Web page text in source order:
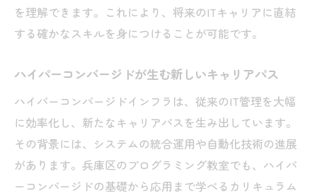
を理解できます。これにより、将来のITキャリアに直結
する確かなスキルを身につけることが可能です。
ハイパーコンバージドが生む新しいキャリアパス
ハイパーコンバージドインフラは、従来のIT管理を大幅
に効率化し、新たなキャリアパスを生み出しています。
その背景には、システムの統合運用や自動化技術の進展
があります。兵庫区のプログラミング教室でも、ハイパ
ーコンバージドの基礎から応用まで学べるカリキュラム